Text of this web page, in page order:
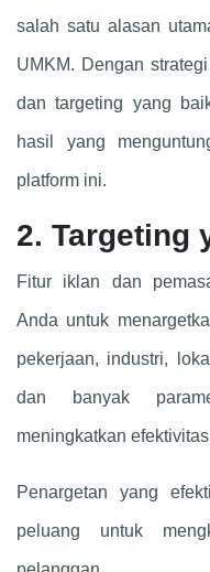
salah satu alasan
UMKM. Dengan
dan targeting yang
hasil yang
platform ini.
2. Targeting
Fitur iklan dan
Anda untuk
pekerjaan, industri,
dan banyak
meningkatkan
Penargetan yang
peluang untuk